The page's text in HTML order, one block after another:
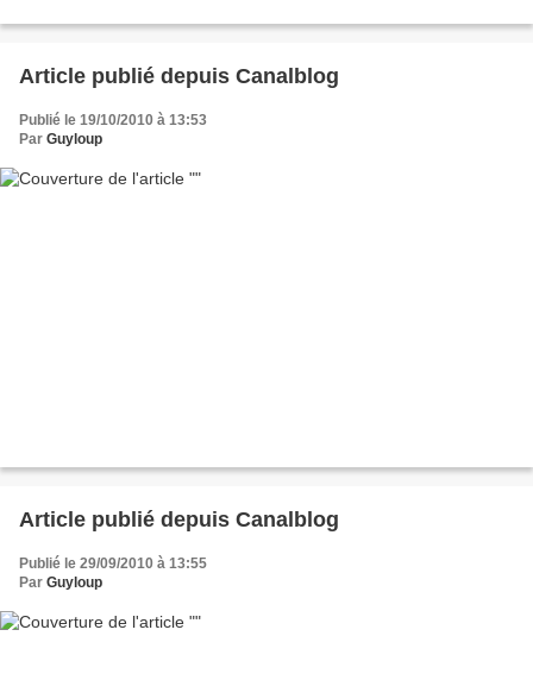
Article publié depuis Canalblog
Publié le 19/10/2010 à 13:53
Par Guyloup
Article publié depuis Canalblog
Publié le 29/09/2010 à 13:55
Par Guyloup